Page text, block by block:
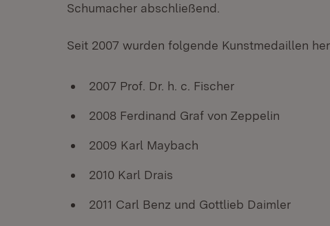
Schumacher abschließend.
Seit 2007 wurden folgende Kunstmedaillen
2007 Prof. Dr. h. c. Fischer
2008 Ferdinand Graf von Zeppelin
2009 Karl Maybach
2010 Karl Drais
2011 Carl Benz und Gottlieb Daimler